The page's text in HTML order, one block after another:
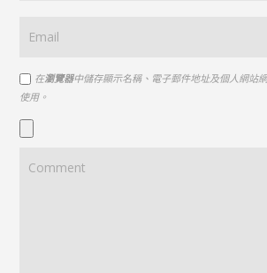
在瀏覽器中儲存顯示名稱、電子郵件地址及個人網站
使用。